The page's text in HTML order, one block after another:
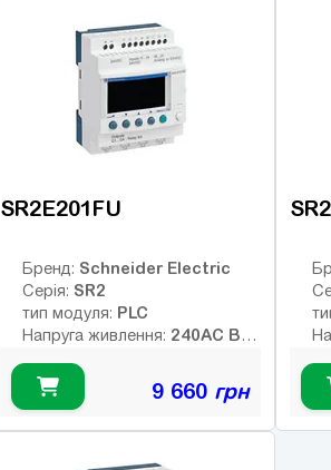
USB порт:
Число дискретних виходів:
Число високочастотних
SR2E201FU
Бренд: Schneider Electric
Серія: SR2
тип модуля: PLC
Напруга живлення: 240AC В
релейні
Інтерфейс: Немає9 660 грн